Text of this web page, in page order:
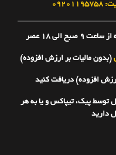
(بدون مالیات بر ارزش افزوده)
توسط پیک، تیپاکس و یا به هر
دارید